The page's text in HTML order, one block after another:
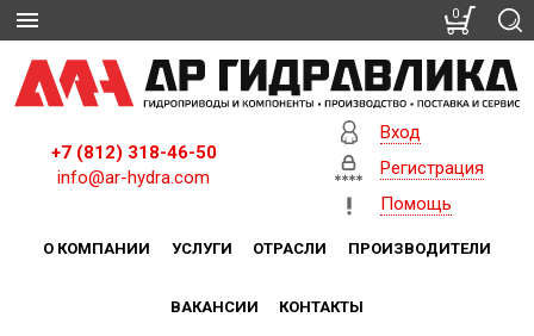
+7 (812) 318-46-50
info@ar-hydra.com
Вход
Регистрация
Помощь
О КОМПАНИИ УСЛУГИ ОТРАСЛИ ПРОИЗВОДИТЕЛИ
ВАКАНСИИ КОНТАКТЫ
0